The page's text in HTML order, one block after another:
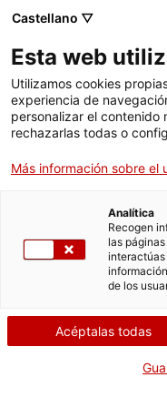
Jeleton
Equipo Jeleton
Jesusi Arpal
Obra
Castellano ▽
Esta web
Utilizamos cookies
experiencia de
personalizar el contenido
rechazarlas todas o
Más información sobre el
Analítica
Recogen
las
interactúas
de los
Acéptalas todas